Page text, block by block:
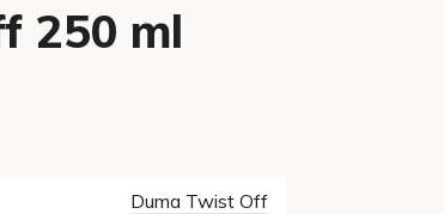
250 ml
Duma Twist Off